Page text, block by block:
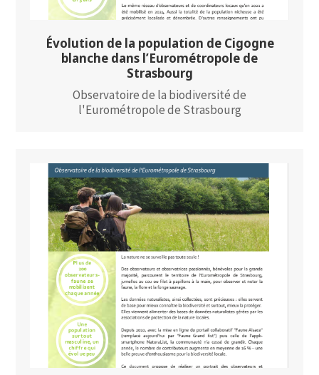
Évolution de la population de Cigogne
blanche dans l’Eurométropole de
Strasbourg
Observatoire de la biodiversité de
l'Eurométropole de Strasbourg